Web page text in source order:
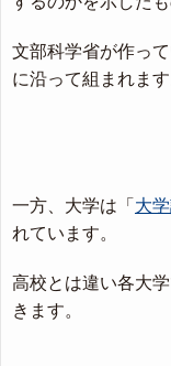
文部科学省が作っ
に沿って組まれます
一方、大学は「 大
れています。
高校とは違い各大
きます。